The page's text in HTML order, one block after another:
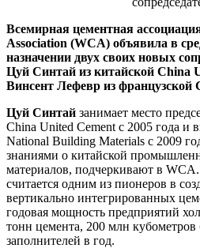
Всемирная цементная
Association (WCA) объявила в
назначении двух своих новых
Цуй Синтай из китайской China
Винсент Лефевр из французской
Цуй Синтай занимает место
China United Cement с 2005 года и
National Building Materials с 2009
знаниями о китайской
материалов, подчеркивают в
считается одним из пионеров в
вертикально интегрированных
годовая мощность предприятий
тонн цемента, 200 млн
заполнителей в год.